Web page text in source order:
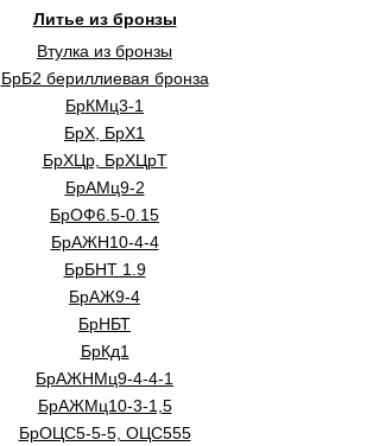
Литье из бронзы
Втулка из бронзы
БрБ2 бериллиевая бронза
БрКМц3-1
БрХ, БрХ1
БрХЦр, БрХЦрТ
БрАМц9-2
БрОФ6.5-0.15
БрАЖН10-4-4
БрБНТ 1.9
БрАЖ9-4
БрНБТ
БрКд1
БрАЖНМц9-4-4-1
БрАЖМц10-3-1,5
БрОЦС5-5-5, ОЦС555